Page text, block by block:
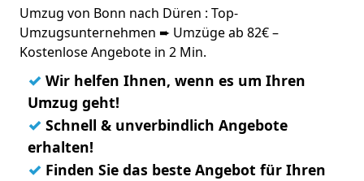
Umzug von Bonn nach Düren : Top-
Umzugsunternehmen ➨ Umzüge ab 82€ –
Kostenlose Angebote in 2 Min.
✓ Wir helfen Ihnen, wenn es um Ihren
Umzug geht!
✓ Schnell & unverbindlich Angebote
erhalten!
✓ Finden Sie das beste Angebot für Ihren